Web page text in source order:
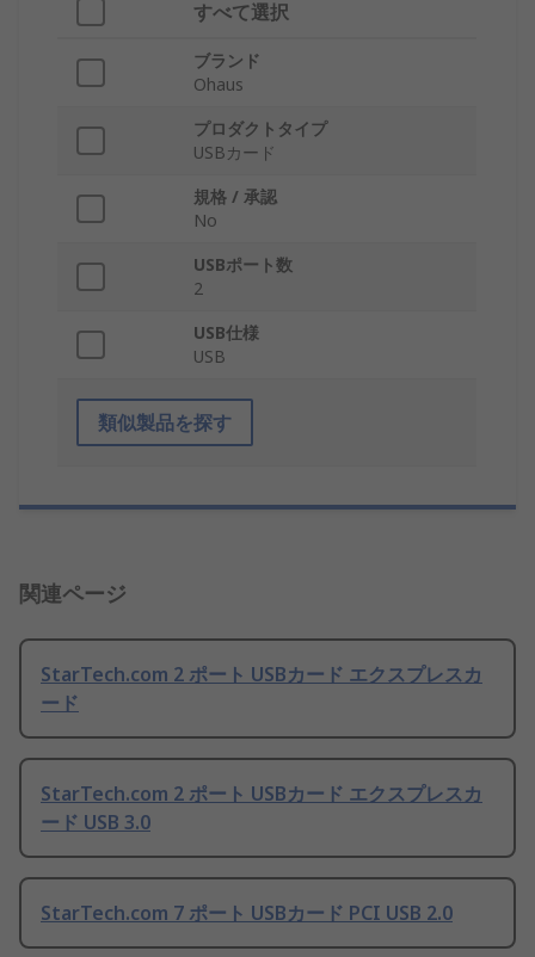
すべて選択
ブランド
Ohaus
プロダクトタイプ
USBカード
規格 / 承認
No
USBポート数
2
USB仕様
USB
類似製品を探す
関連ページ
StarTech.com 2 ポート USBカード エクスプレスカ
ード
StarTech.com 2 ポート USBカード エクスプレスカ
ード USB 3.0
StarTech.com 7 ポート USBカード PCI USB 2.0